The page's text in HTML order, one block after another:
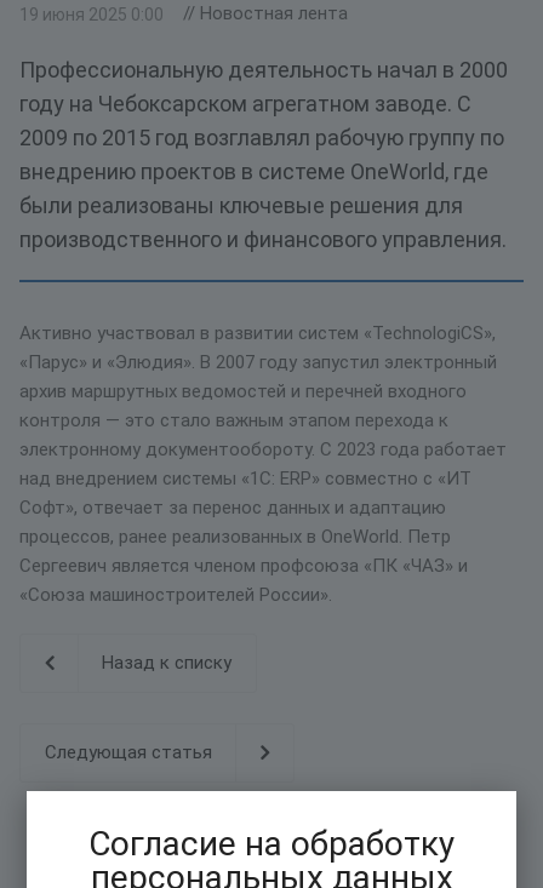
19 июня 2025 0:00 // Новостная лента
Профессиональную деятельность начал в 2000
году на Чебоксарском агрегатном заводе. С
2009 по 2015 год возглавлял рабочую группу по
внедрению проектов в системе OneWorld, где
были реализованы ключевые решения для
производственного и финансового управления.
Активно участвовал в развитии систем «TechnologiCS»,
«Парус» и «Элюдия». В 2007 году запустил электронный
архив маршрутных ведомостей и перечней входного
контроля — это стало важным этапом перехода к
электронному документообороту. С 2023 года работает
над внедрением системы «1С: ERP» совместно с «ИТ
Софт», отвечает за перенос данных и адаптацию
процессов, ранее реализованных в OneWorld. Петр
Сергеевич является членом профсоюза «ПК «ЧАЗ» и
«Союза машиностроителей России».
Назад к списку
Следующая статья
Согласие на обработку
персональных данных